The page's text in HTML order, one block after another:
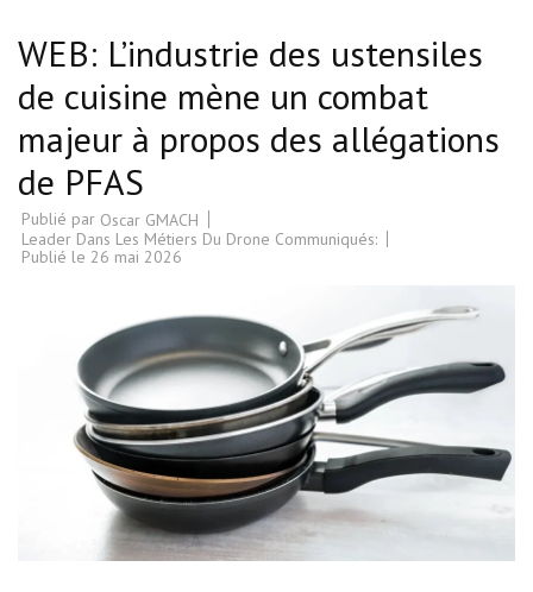
WEB: L’industrie des ustensiles
de cuisine mène un combat
majeur à propos des allégations
de PFAS
Publié par Oscar GMACH
Leader Dans Les Métiers Du Drone Communiqués:
Publié le 26 mai 2026